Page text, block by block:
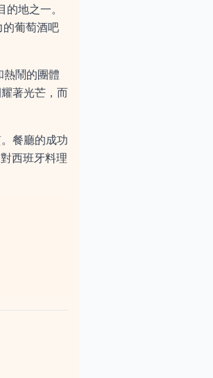
地之一。
葡萄酒吧
鬧的團體
著光芒，而
餐廳的成功
西班牙料理